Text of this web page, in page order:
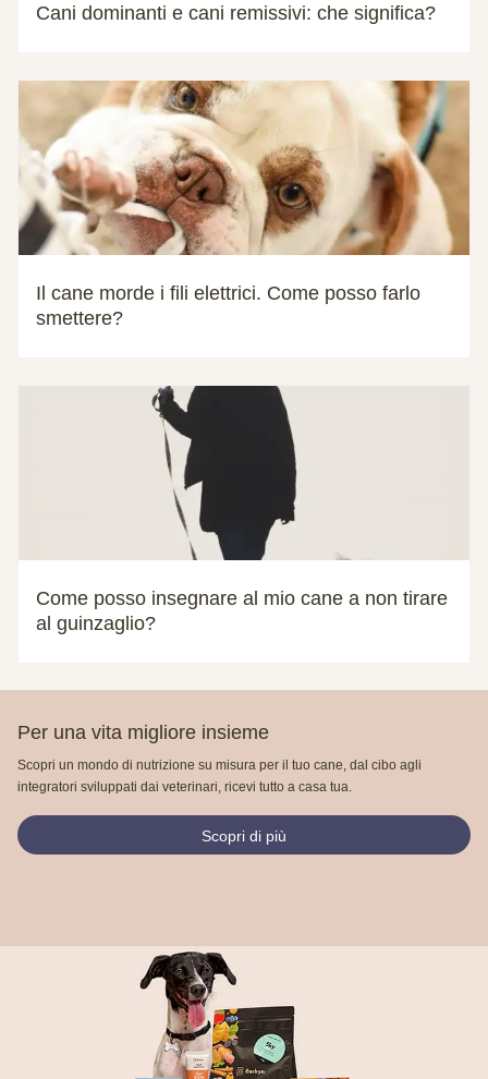
Cani dominanti e cani remissivi: che significa?
Il cane morde i fili elettrici. Come posso farlo
smettere?
Come posso insegnare al mio cane a non tirare
al guinzaglio?
Per una vita migliore insieme
Scopri un mondo di nutrizione su misura per il tuo cane, dal cibo agli
integratori sviluppati dai veterinari, ricevi tutto a casa tua.
Scopri di più